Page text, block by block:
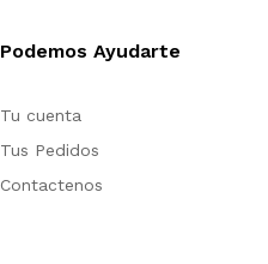
Podemos Ayudarte
Tu cuenta
Tus Pedidos
Contactenos